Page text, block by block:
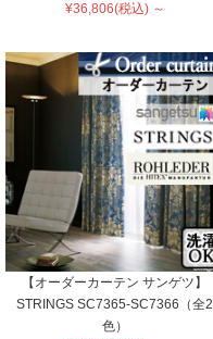
¥36,806(税込) ～
【オーダーカーテン サンゲツ】
STRINGS SC7365-SC7366（全2
色）